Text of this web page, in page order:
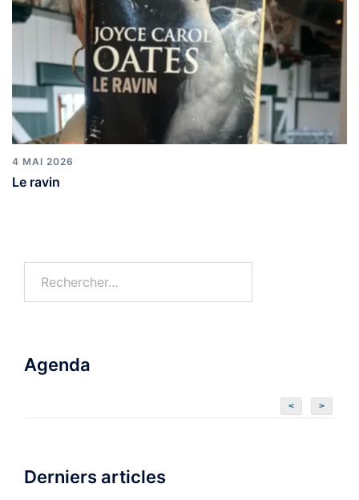
4 MAI 2026
Le ravin
Agenda
< >
Derniers articles